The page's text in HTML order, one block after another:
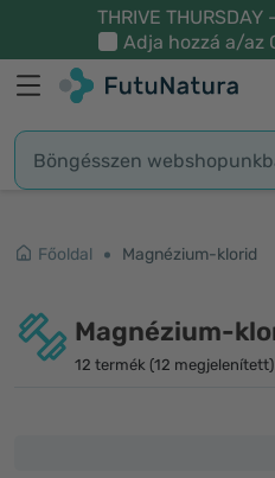
THRIVE
Adja hozzá a/az
Főoldal Magnézium-klorid
Magnézium-
12 termék (12 megjelenített)